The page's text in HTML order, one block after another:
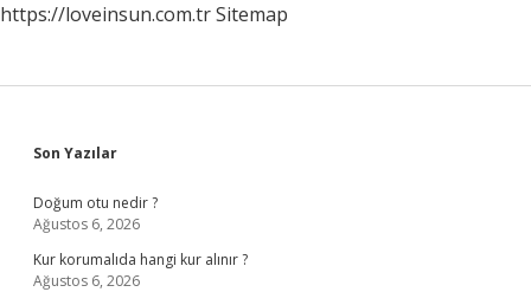
https://loveinsun.com.trSitemap
Sidebar
Son Yazılar
Doğum otu nedir ?
Ağustos 6, 2026
Kur korumalıda hangi kur alınır ?
Ağustos 6, 2026